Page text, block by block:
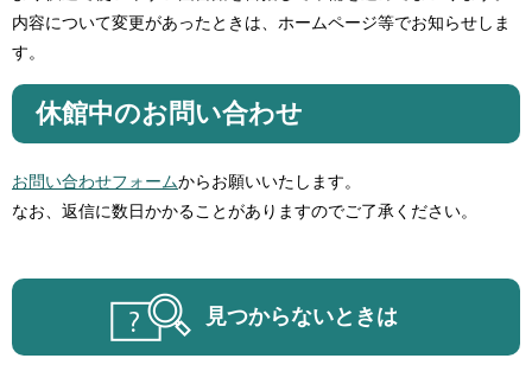
内容について変更があったときは、ホームページ等でお知らせしま
す。
休館中のお問い合わせ
お問い合わせフォームからお願いいたします。
なお、返信に数日かかることがありますのでご了承ください。
見つからないときは